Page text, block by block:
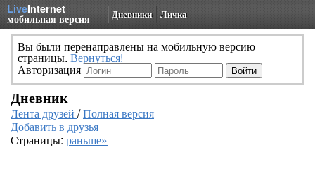
LiveInternet
мобильная версия Дневники Личка
Вы были перенаправлены на мобильную версию
страницы. Вернуться!
Авторизация
Дневник
Лента друзей /Полная версия
Добавить в друзья
Страницы: раньше»